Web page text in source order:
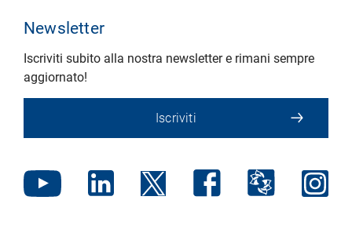
Newsletter
Iscriviti subito alla nostra newsletter e rimani sempre
aggiornato!
Iscriviti